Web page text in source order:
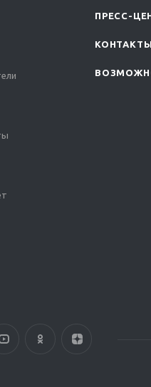
ПРЕСС-
КОНТАКТЫ